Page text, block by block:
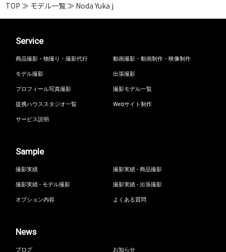
TOP ≫ モデル一覧 ≫ Noda Yuka j
Service
商品撮影・物撮り・撮影代行
動画撮影・動画制作・映像制作
モデル撮影
出張撮影
プロフィール写真撮影
撮影モデル一覧
提携ハウススタジオ一覧
Webサイト制作
サービス説明
Sample
撮影実績
撮影実績 - 商品撮影
撮影実績 - モデル撮影
撮影実績 - 出張撮影
オプション内容
よくある質問
News
ブログ お知らせ